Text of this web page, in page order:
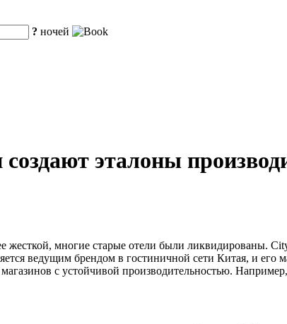
? ночей
эталоны
жесткой, многие старые отели были ликвидированы.
ведущим брендом в гостиничной сети Китая, и
с устойчивой производительностью.